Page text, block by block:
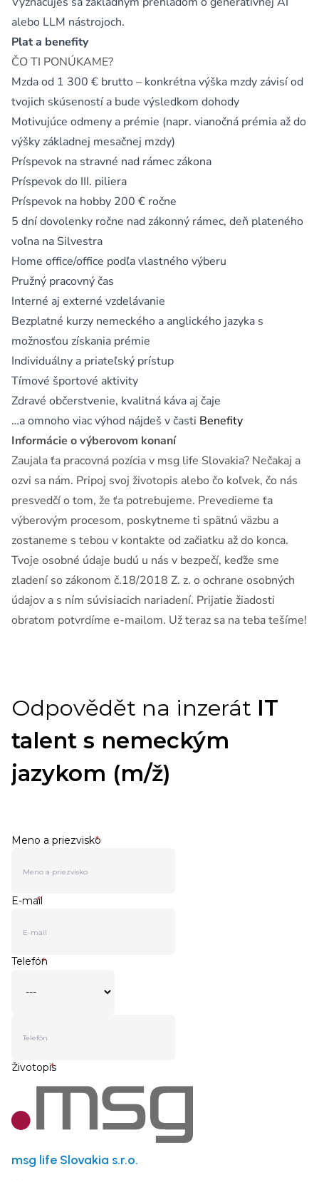
alebo LLM nástrojoch.
Plat a benefity
ČO TI PONÚKAME?
Mzda od 1 300 € brutto – konkrétna výška mzdy závisí od
tvojich skúseností a bude výsledkom dohody
Motivujúce odmeny a prémie (napr. vianočná prémia až do
výšky základnej mesačnej mzdy)
Príspevok na stravné nad rámec zákona
Príspevok do III. piliera
Príspevok na hobby 200 € ročne
5 dní dovolenky ročne nad zákonný rámec, deň plateného
voľna na Silvestra
Home office/office podľa vlastného výberu
Pružný pracovný čas
Interné aj externé vzdelávanie
Bezplatné kurzy nemeckého a anglického jazyka s
možnosťou získania prémie
Individuálny a priateľský prístup
Tímové športové aktivity
Zdravé občerstvenie, kvalitná káva aj čaje
…a omnoho viac výhod nájdeš v časti Benefity
Informácie o výberovom konaní
Zaujala ťa pracovná pozícia v msg life Slovakia? Nečakaj a
ozvi sa nám. Pripoj svoj životopis alebo čo koľvek, čo nás
presvedčí o tom, že ťa potrebujeme. Prevedieme ťa
výberovým procesom, poskytneme ti spätnú väzbu a
zostaneme s tebou v kontakte od začiatku až do konca.
Tvoje osobné údaje budú u nás v bezpečí, keďže sme
zladení so zákonom č.18/2018 Z. z. o ochrane osobných
údajov a s ním súvisiacich nariadení. Prijatie žiadosti
obratom potvrdíme e-mailom. Už teraz sa na teba tešíme!
msg life Slovakia s.r.o.